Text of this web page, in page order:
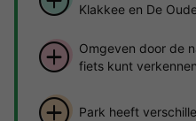
Klakkee en De
Omgeven door de
fiets kunt verkennen
Park heeft